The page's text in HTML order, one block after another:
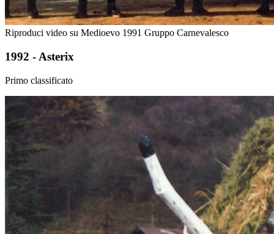
Riproduci video su Medioevo 1991 Gruppo Carnevalesco
1992 - Asterix
Primo classificato